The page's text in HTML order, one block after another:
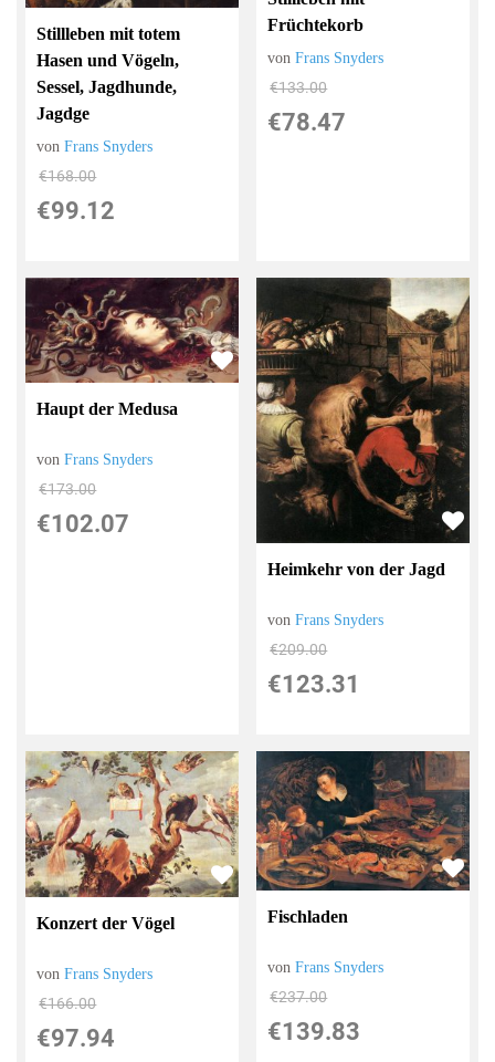
Stillleben mit totem
Hasen und Vögeln,
Sessel, Jagdhunde,
Jagdge
vonFrans Snyders
€168.00
€99.12
Früchtekorb
vonFrans Snyders
€133.00
€78.47
Haupt der Medusa
vonFrans Snyders
€173.00
€102.07
Heimkehr von der Jagd
vonFrans Snyders
€209.00
€123.31
Konzert der Vögel
vonFrans Snyders
€166.00
€97.94
Fischladen
vonFrans Snyders
€237.00
€139.83